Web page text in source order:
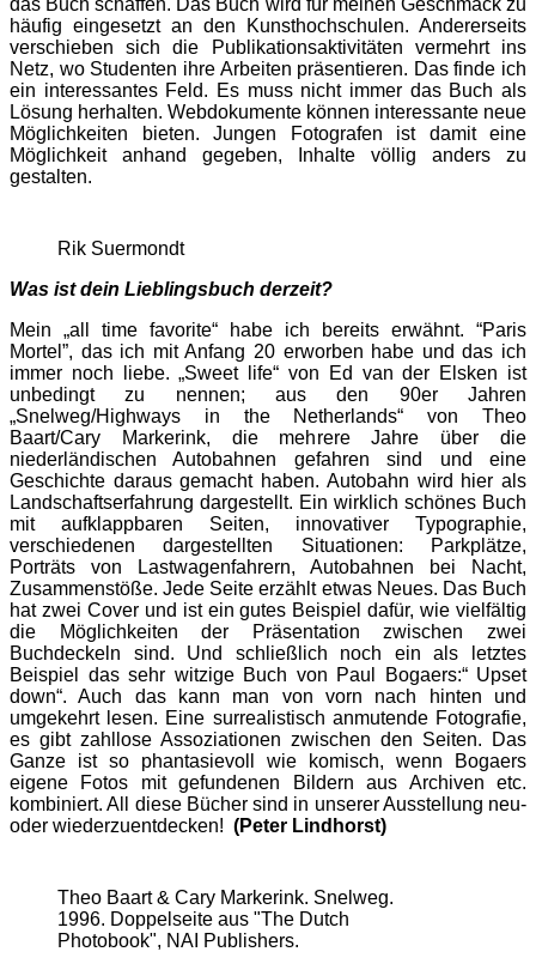
das Buch schaffen. Das Buch wird für meinen Geschmack zu
häufig eingesetzt an den Kunsthochschulen. Andererseits
verschieben sich die Publikationsaktivitäten vermehrt ins
Netz, wo Studenten ihre Arbeiten präsentieren. Das finde ich
ein interessantes Feld. Es muss nicht immer das Buch als
Lösung herhalten. Webdokumente können interessante neue
Möglichkeiten bieten. Jungen Fotografen ist damit eine
Möglichkeit anhand gegeben, Inhalte völlig anders zu
gestalten.
Rik Suermondt
Was ist dein Lieblingsbuch derzeit?
Mein „all time favorite“ habe ich bereits erwähnt. “Paris
Mortel”, das ich mit Anfang 20 erworben habe und das ich
immer noch liebe. „Sweet life“ von Ed van der Elsken ist
unbedingt zu nennen; aus den 90er Jahren
„Snelweg/Highways in the Netherlands“ von Theo
Baart/Cary Markerink, die mehrere Jahre über die
niederländischen Autobahnen gefahren sind und eine
Geschichte daraus gemacht haben. Autobahn wird hier als
Landschaftserfahrung dargestellt. Ein wirklich schönes Buch
mit aufklappbaren Seiten, innovativer Typographie,
verschiedenen dargestellten Situationen: Parkplätze,
Porträts von Lastwagenfahrern, Autobahnen bei Nacht,
Zusammenstöße. Jede Seite erzählt etwas Neues. Das Buch
hat zwei Cover und ist ein gutes Beispiel dafür, wie vielfältig
die Möglichkeiten der Präsentation zwischen zwei
Buchdeckeln sind. Und schließlich noch ein als letztes
Beispiel das sehr witzige Buch von Paul Bogaers:“ Upset
down“. Auch das kann man von vorn nach hinten und
umgekehrt lesen. Eine surrealistisch anmutende Fotografie,
es gibt zahllose Assoziationen zwischen den Seiten. Das
Ganze ist so phantasievoll wie komisch, wenn Bogaers
eigene Fotos mit gefundenen Bildern aus Archiven etc.
kombiniert. All diese Bücher sind in unserer Ausstellung neu-
oder wiederzuentdecken! (Peter Lindhorst)
Theo Baart & Cary Markerink. Snelweg.
1996. Doppelseite aus "The Dutch
Photobook", NAI Publishers.